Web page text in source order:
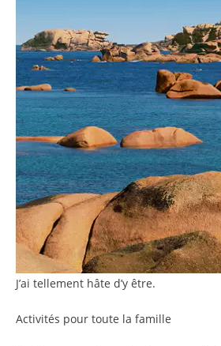
J’ai tellement hâte d’y être.
Activités pour toute la famille